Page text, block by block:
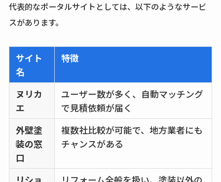
代表的なポータルサイトとしては、以下のようなサービ
スがあります。
サイト
名
特徴
ヌリカ
エ
ユーザー数が多く、自動マッチング
で見積依頼が届く
外壁塗
装の窓
口
複数社比較が可能で、地方業者にも
チャンスがある
リショ
リフォーム全般を扱い、塗装以外の